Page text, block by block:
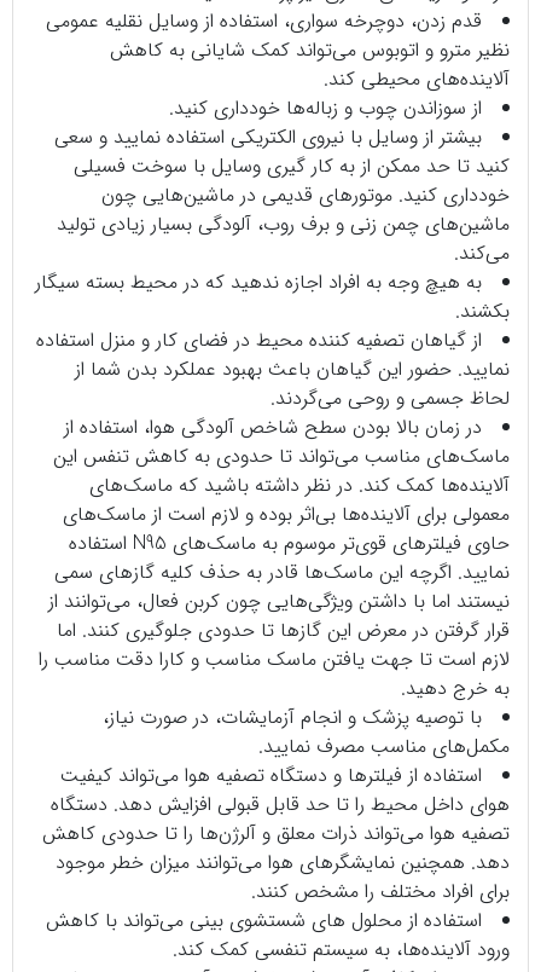
قدم زدن، دوچرخه سواری، استفاده از وسایل نقلیه عمومی
نظیر مترو و اتوبوس می‌تواند کمک شایانی به کاهش
آلاینده‌های محیطی کند.
از سوزاندن چوب و زباله‌ها خودداری کنید.
بیشتر از وسایل با نیروی الکتریکی استفاده نمایید و سعی
کنید تا حد ممکن از به کار گیری وسایل با سوخت فسیلی
خودداری کنید. موتور‌های قدیمی در ماشین‌هایی چون
ماشین‌های چمن زنی و برف روب، آلودگی بسیار زیادی تولید
می‌کند.
به هیچ وجه به افراد اجازه ندهید که در محیط بسته سیگار
بکشند.
از گیاهان تصفیه کننده محیط در فضای کار و منزل استفاده
نمایید. حضور این گیاهان باعث بهبود عملکرد بدن شما از
لحاظ جسمی و روحی می‌گردند.
در زمان بالا بودن سطح شاخص آلودگی هوا، استفاده از
ماسک‌های مناسب می‌تواند تا حدودی به کاهش تنفس این
آلاینده‌ها کمک کند. در نظر داشته باشید که ماسک‌های
معمولی برای آلاینده‌ها بی‌اثر بوده و لازم است از ماسک‌های
حاوی فیلترهای قوی‌تر موسوم به ماسک‌
های N95 استفاده
نمایید. اگرچه این ماسک‌ها قادر به حذف کلیه گازهای سمی
نیستند اما با داشتن ویژگی‌هایی چون کربن فعال، می‌توانند از
قرار گرفتن در معرض این گازها تا حدودی جلوگیری کنند. اما
لازم است تا جهت یافتن ماسک مناسب و کارا دقت مناسب را
به خرج دهید.
با توصیه پزشک و انجام آزمایشات، در صورت نیاز،
مکمل‌های مناسب مصرف نمایید.
استفاده از فیلترها و دستگاه‌ تصفیه هوا می‌تواند کیفیت
هوای داخل محیط را تا حد قابل قبولی افزایش دهد. دستگاه‌
تصفیه هوا می‌تواند ذرات معلق و آلرژن‌ها را تا حدودی کاهش
دهد. همچنین نمایشگر‌های هوا می‌توانند میزان خطر موجود
برای افراد مختلف را مشخص کنند.
استفاده از محلول های شستشوی بینی می‌تواند با کاهش
ورود آلاینده‌ها، به سیستم تنفسی کمک کند.